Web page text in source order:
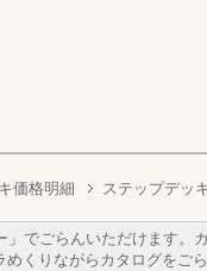
価格明細
ステップデッ
」でごらんいただけます。カ
くりながらカタログをごら